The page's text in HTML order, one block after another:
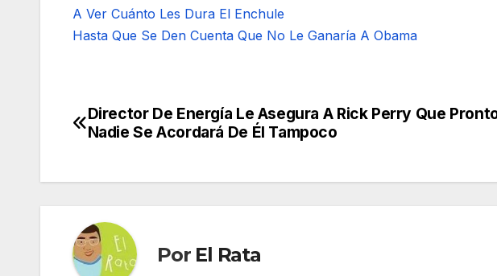
A Ver Cuánto Les Dura El Enchule
Hasta Que Se Den Cuenta Que No Le Ganaría A Obama
Navegación
entradas
Director De Energía Le Asegura A Rick Perry Que
Nadie Se Acordará De Él Tampoco
Por El Rata